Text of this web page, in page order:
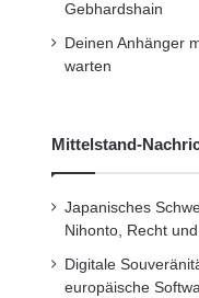
Gebhardshain
Deinen Anhänger
warten
Mittelstand-
Japanisches
Nihonto, Recht
Digitale
europäische